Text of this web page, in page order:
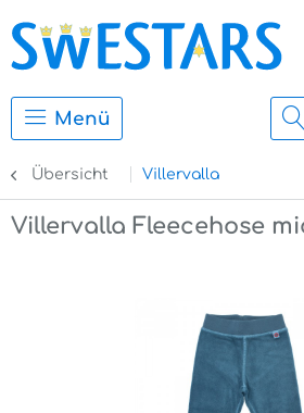
Menü
Übersicht Villervalla
Villervalla Fleecehose